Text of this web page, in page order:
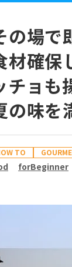
の場で
材確保
チョも
の味を
TO
forBeginner